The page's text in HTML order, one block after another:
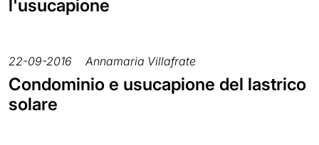
l'usucapione
22-09-2016 Annamaria Villafrate
Condominio e usucapione del lastrico
solare